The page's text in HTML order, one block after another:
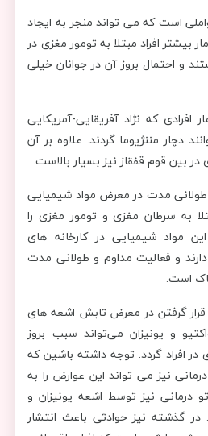
است که می تواند منجر به ایجاد
بیشتر افراد مبتلا به تومور مغزی در
سالگی هستند و احتمال بروز آن در جوانان خیلی
افرادی که نژاد آفریقایی-آمریکایی
دچار مننژیوما گردند. علاوه بر آن
در بین قوم قفقاز نیز بسیار بالاست.
طولانی مدت در معرض مواد شیمیایی
به سرطان مغزی و تومور مغزی را
مواد شیمیایی در کارخانه های
و فعالیت مداوم و طولانی مدت
است.
قرار گرفتن در معرض تابش اشعه های
و یونیزان می‌تواند سبب بروز
افراد گردد. توجه داشته باشین که
نیز می تواند این عوارض را به
درمانی نیز توسط اشعه یونیزان و
در گذشته نیز حوادثی باعث انتشار